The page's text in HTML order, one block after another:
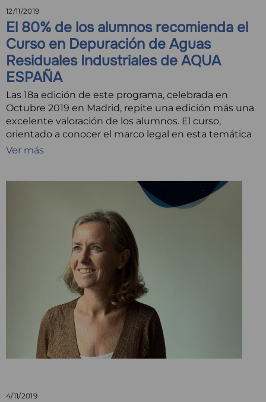
12/11/2019
El 80% de los alumnos recomienda el
Curso en Depuración de Aguas
Residuales Industriales de AQUA
ESPAÑA
Las 18a edición de este programa, celebrada en
Octubre 2019 en Madrid, repite una edición más una
excelente valoración de los alumnos. El curso,
orientado a conocer el marco legal en esta temática
Ver más
4/11/2019